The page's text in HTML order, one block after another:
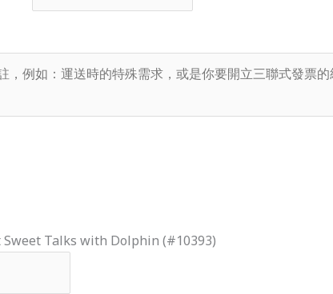
Sweet Talks with Dolphin (#10393)